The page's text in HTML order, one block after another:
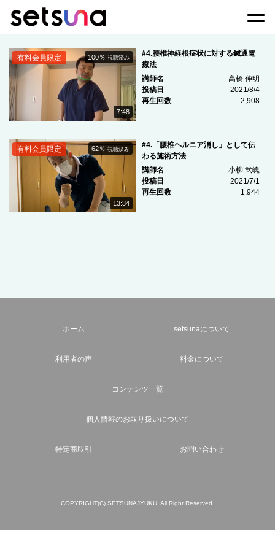
7:48
100％視聴済み
有料会員限定
#4.腰椎神経根症状に対する鍼通電
療法
講師名
高橋 伸明
投稿日
2021/8/4
再生回数
2,908
13:34
62％視聴済み
有料会員限定
#4.「腰椎ヘルニア消し」として伝
わる施術方法
講師名
小柳 弐魄
投稿日
2021/7/1
再生回数
1,944
ホーム setsunaについて
利用者の声 料金について
コンテンツ一覧
個人情報のお取り扱いについて
特定商取引 お問い合わせ
COPYRIGHT(C) SETSUNAJYUKU. All Right Reserved.